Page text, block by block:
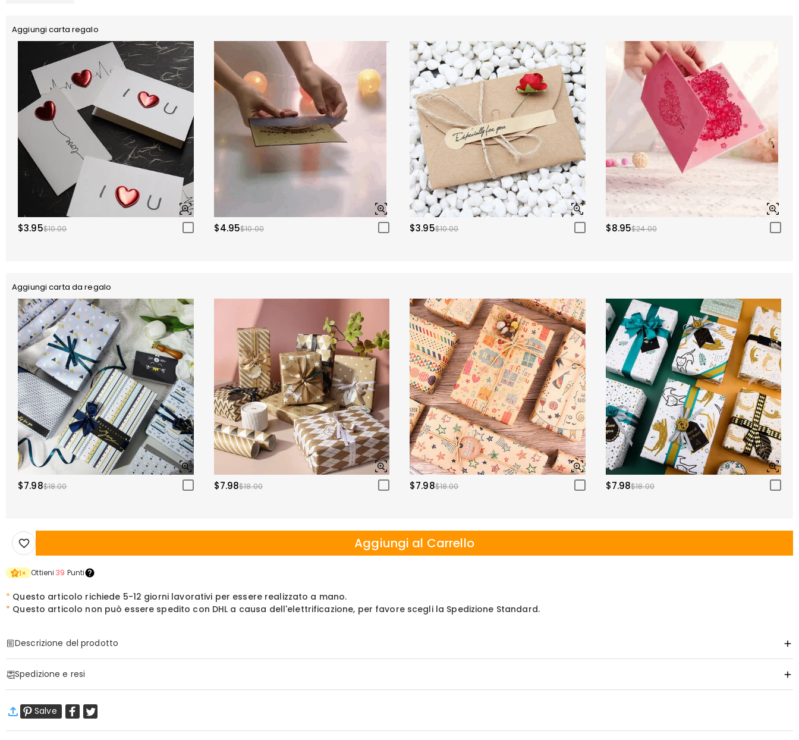
Aggiungi carta regalo
$3.95$10.00 $4.95$10.00 $3.95$10.00 $8.95$24.00
Aggiungi carta da regalo
$7.98$18.00 $7.98$18.00 $7.98$18.00 $7.98$18.00
Aggiungi al Carrello
1× Ottieni39 Punti
* Questo articolo richiede 5-12 giorni lavorativi per essere realizzato a mano.
* Questo articolo non può essere spedito con DHL a causa dell'elettrificazione, per favore scegli la Spedizione Standard.
Descrizione del prodotto
Informazioni di Base
Metodo di Controllo:Interruttore
Altezza (cm):20 cm
Materiale:Acrilico, Legno
Alimentazione Elettrica:Usb Caricatore
Spedizione e resi
Spedizione Standard
9-18
Salve